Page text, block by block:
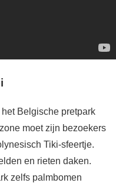
Belgische pretpark
moet zijn bezoekers
Tiki-sfeertje.
en rieten daken.
zelfs palmbomen